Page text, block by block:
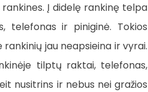
Į didelę rankinę telpa
telefonas ir piniginė. Tokios
jau neapsieina ir vyrai.
tilptų raktai, telefonas,
nusitrins ir nebus nei gražios